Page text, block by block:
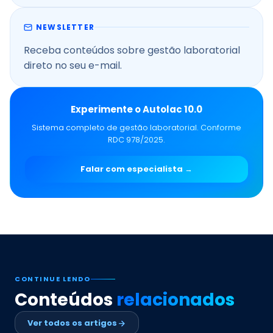
NEWSLETTER
Receba conteúdos sobre gestão laboratorial
direto no seu e-mail.
Experimente o Autolac 10.0
Sistema completo de gestão laboratorial. Conforme
RDC 978/2025.
Falar com especialista →
CONTINUE LENDO
Conteúdos relacionados
Ver todos os artigos